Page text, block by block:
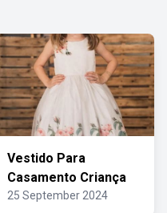
Vestido Para
Casamento Criança
25 September 2024